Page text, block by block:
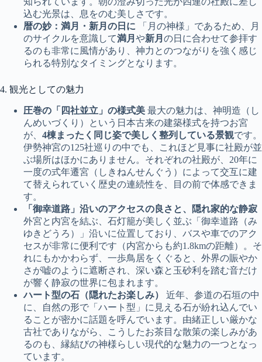
込む光景は、息をのむ美しさです。
暦の妙：満月・新月の日に 「月の神様」であるため、月
のサイクルを意識して満月 や新月 の日に合わせて参拝す
るのも非常に風情があり、神力とのつながりを強く感じ
られる特別なタイミングとなります。
4. 観光としての魅力
圧巻の「四社並立」の様式美 最大の魅力は、神明造（し
んめいづくり）という日本古来の建築様式を持つお宮
が、 4棟まったく同じ姿で美しく整列している景観です。
伊勢神宮の125社巡りの中でも、これほど見事に社殿が並
ぶ場所はほかにありません。それぞれの社殿が、20年に
一度の式年遷宮（しきねんせんぐう）によって交互に建
て替えられていく歴史の連続性を、目の前で体感できま
す。
「御幸道路」沿いのアクセスの良さと、隠れ家的な静寂
外宮と内宮を結ぶ、石灯籠が美しく並ぶ「御幸道路（み
ゆきどうろ）」沿いに位置しており、バスや車でのアク
セスが非常に便利です（内宮からも約1.8kmの距離）。そ
れにもかかわらず、一歩鳥居をくぐると、外界の賑やか
さが嘘のように遮断され、深い森と玉砂利を踏む音だけ
が響く静寂の世界に包まれます。
ハート型の石（隠れたお楽しみ）
近年、参道の石垣の中
に、自然の形で「ハート型」に見える石が紛れ込んでい
ることが密かに話題を呼んでいます。由緒正しい厳かな
古社でありながら、こうしたお茶目な散策の楽しみがあ
るのも、縁結びの神様らしい現代的な魅力の一つとなっ
ています。